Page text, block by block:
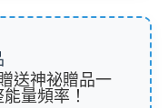
送神祕贈品一
量頻率！